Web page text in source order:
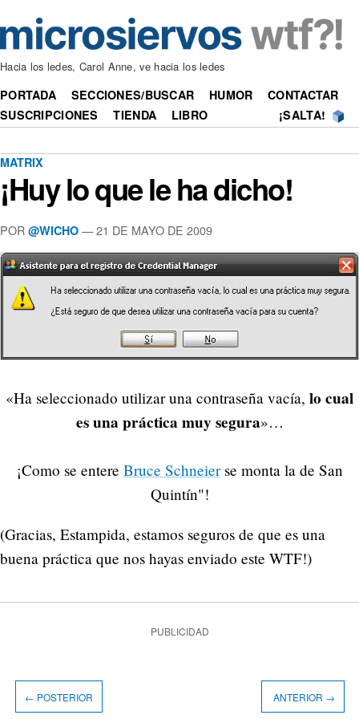
Hacia los ledes, Carol Anne, ve hacia los ledes
PORTADA SECCIONES/BUSCAR HUMOR
CONTACTAR
SUSCRIPCIONES
TIENDA LIBRO ¡SALTA!
MATRIX
¡Huy lo que le ha dicho!
POR @WICHO —21 DE MAYO DE 2009
«Ha seleccionado utilizar una contraseña vacía, lo cual
es una práctica muy segura»…
¡Como se entere Bruce Schneierse monta la de San
Quintín"!
(Gracias, Estampida, estamos seguros de que es una
buena práctica que nos hayas enviado este WTF!)
PUBLICIDAD
← POSTERIOR ANTERIOR →